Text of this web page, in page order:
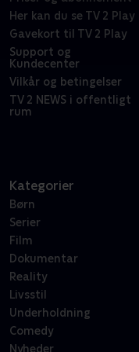
Her kan du se TV 2 Play
Gavekort til TV 2 Play
Support og
Kundecenter
Vilkår og betingelser
TV 2 NEWS i offentligt
rum
Kategorier
Børn
Serier
Film
Dokumentar
Reality
Livsstil
Underholdning
Comedy
Nyheder